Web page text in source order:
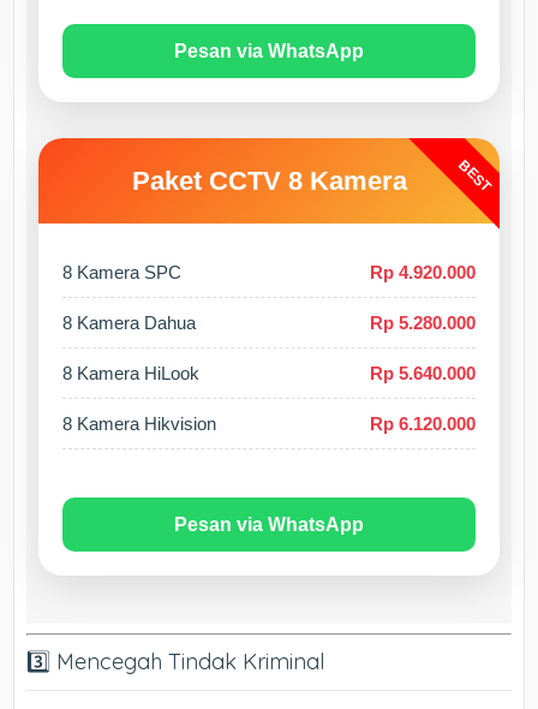
Pesan via WhatsApp
BEST
Paket CCTV 8 Kamera
8 Kamera SPC Rp 4.920.000
8 Kamera Dahua Rp 5.280.000
8 Kamera HiLook Rp 5.640.000
8 Kamera Hikvision Rp 6.120.000
Pesan via WhatsApp
3️⃣ Mencegah Tindak Kriminal